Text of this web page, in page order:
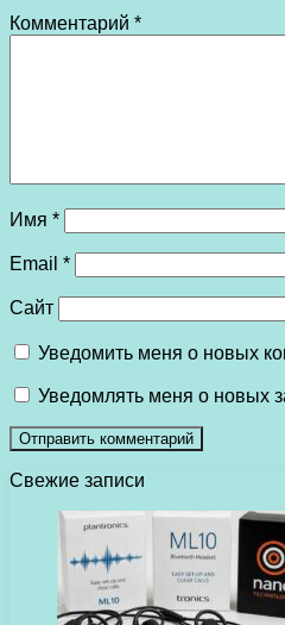
Комментарий *
Имя *
Email *
Сайт
Уведомить меня о новых
Уведомлять меня о новых
Свежие записи